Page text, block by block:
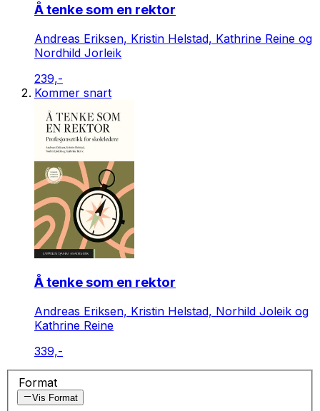
Å tenke som en rektor
Andreas Eriksen, Kristin Helstad, Kathrine Reine og
Nordhild Jorleik
239,-
Kommer snart
Å tenke som en rektor
Andreas Eriksen, Kristin Helstad, Norhild Joleik og
Kathrine Reine
339,-
Format
Vis Format